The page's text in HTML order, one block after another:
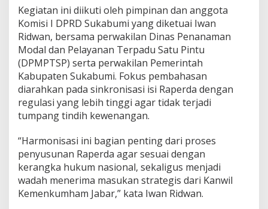
d
a
n
v
e
s
t
a
s
i
a
n
T
a
n
a
Kegiatan ini diikuti oleh pimpinan dan anggota
Komisi I DPRD Sukabumi yang diketuai Iwan
Ridwan, bersama perwakilan Dinas Penanaman
Modal dan Pelayanan Terpadu Satu Pintu
(DPMPTSP) serta perwakilan Pemerintah
Kabupaten Sukabumi. Fokus pembahasan
diarahkan pada sinkronisasi isi Raperda dengan
regulasi yang lebih tinggi agar tidak terjadi
tumpang tindih kewenangan.
“Harmonisasi ini bagian penting dari proses
penyusunan Raperda agar sesuai dengan
kerangka hukum nasional, sekaligus menjadi
wadah menerima masukan strategis dari Kanwil
Kemenkumham Jabar,” kata Iwan Ridwan.